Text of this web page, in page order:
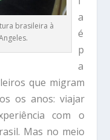
brasileira à
a
é
p
a
que migram
os anos: viajar
com o
Mas no meio